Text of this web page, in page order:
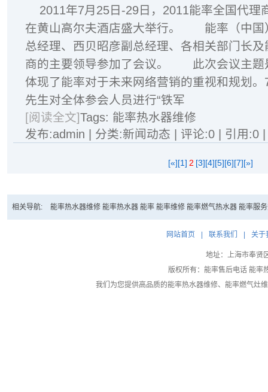
2011年7月25日-29日，2011能率全国代理
在黄山高尔夫酒店盛大举行。 能率（中国
总经理、西贝昭彦副总经理、各相关部门长
商的主要领导参加了会议。 此次会议主题
体现了能率对于未来网络营销的重视和规划
先生对全体参会人员进行“铁军
[阅读全文]Tags: 能率热水器维修
发布:admin | 分类:新闻动态 | 评论:0 | 引用:0
[«][1] 2 [3][4][5][6][7][»]
相关导航: 能率热水器维修 能率热水器 能率 能率维修 能率燃气热水器 能率服
网站首页 联系我们 关于
地址：上海市奉贤
版权所有：能率售后电话 能率
我们为您提供高品质的能率热水器维修、 能率燃气灶